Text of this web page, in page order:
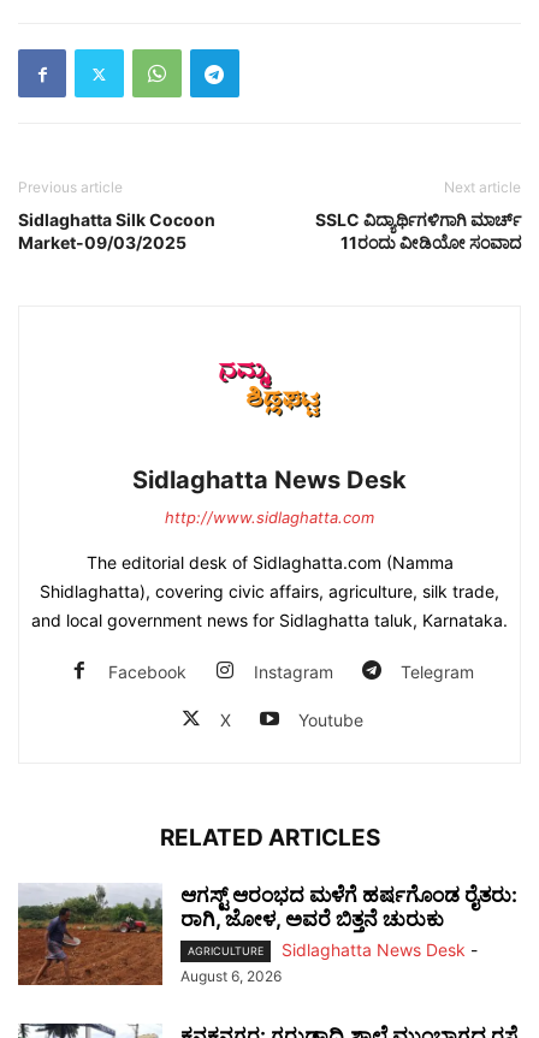
Previous article
Sidlaghatta Silk Cocoon
Market-09/03/2025
Next article
SSLC ವಿದ್ಯಾರ್ಥಿಗಳಿಗಾಗಿ ಮಾರ್ಚ್
11ರಂದು ವೀಡಿಯೋ ಸಂವಾದ
Sidlaghatta News Desk
http://www.sidlaghatta.com
The editorial desk of Sidlaghatta.com (Namma
Shidlaghatta), covering civic affairs, agriculture, silk trade,
and local government news for Sidlaghatta taluk, Karnataka.
Facebook Instagram Telegram
X Youtube
RELATED ARTICLES
ಆಗಸ್ಟ್ ಆರಂಭದ ಮಳೆಗೆ ಹರ್ಷಗೊಂಡ ರೈತರು:
ರಾಗಿ, ಜೋಳ, ಅವರೆ ಬಿತ್ತನೆ ಚುರುಕು
AGRICULTURE Sidlaghatta News Desk -
August 6, 2026